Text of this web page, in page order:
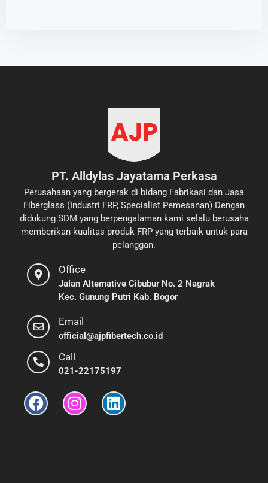
PT. Alldylas Jayatama Perkasa
Perusahaan yang bergerak di bidang Fabrikasi dan Jasa
Fiberglass (Industri FRP, Specialist Pemesanan) Dengan
didukung SDM yang berpengalaman kami selalu berusaha
memberikan kualitas produk FRP yang terbaik untuk para
pelanggan.
Office
Jalan Alternative Cibubur No. 2 Nagrak
Kec. Gunung Putri Kab. Bogor
Email
official@ajpfibertech.co.id
Call
021-22175197